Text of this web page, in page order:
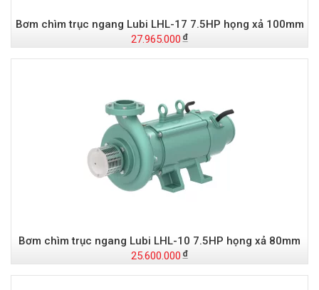
Bơm chìm trục ngang Lubi LHL-17 7.5HP họng xả 100mm
27.965.000
Bơm chìm trục ngang Lubi LHL-10 7.5HP họng xả 80mm
25.600.000